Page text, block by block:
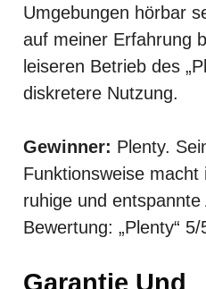
Umgebungen hörbar
auf meiner Erfahrung
leiseren Betrieb des
diskretere Nutzung.
Gewinner: Plenty.
Funktionsweise macht
ruhige und entspannte
Bewertung: „Plenty“
Garantie Und